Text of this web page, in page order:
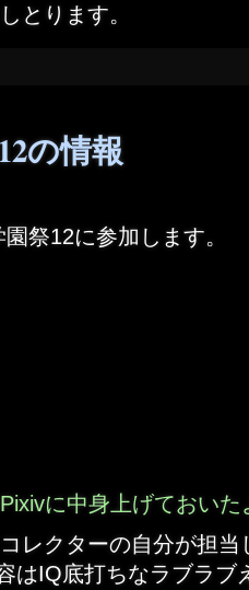
とります。
の情報
祭12に参加します。
に中身上げておいた
レクターの自分が担
はIQ底打ちなラブラブ